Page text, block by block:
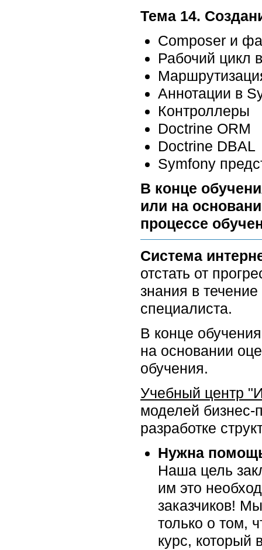
Тема 14.
Composer и
Рабочий цикл
Аннотации в
Контроллеры
Doctrine ORM
Doctrine DBAL
Symfony
В конце
или на
процессе
Система
отстать от
знания в
специалиста.
В конце
на основании
обучения.
Учебный центр
моделей
разработке
Нужна
Наша цель
им это
заказчиков!
только о том,
курс, который